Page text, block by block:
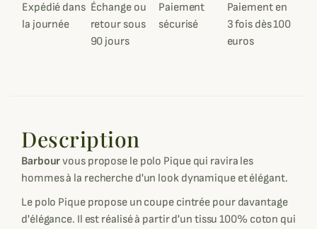
Expédié dans
la journée
Échange ou
retour sous
90 jours
Paiement
sécurisé
Paiement en
3 fois dès 100
euros
Description
Barbourvous propose le polo Pique qui ravira les
hommes à la recherche d'un look dynamique et élégant.
Le polo Pique propose un coupe cintrée pour davantage
d'élégance. Il est réalisé à partir d'un tissu 100% coton qui